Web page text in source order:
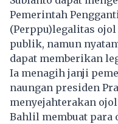
Pemerintah
(Perppu)legalitas
publik, namun
dapat memberikan
Ia menagih janji
naungan presiden
menyejahterakan
Bahlil membuat para